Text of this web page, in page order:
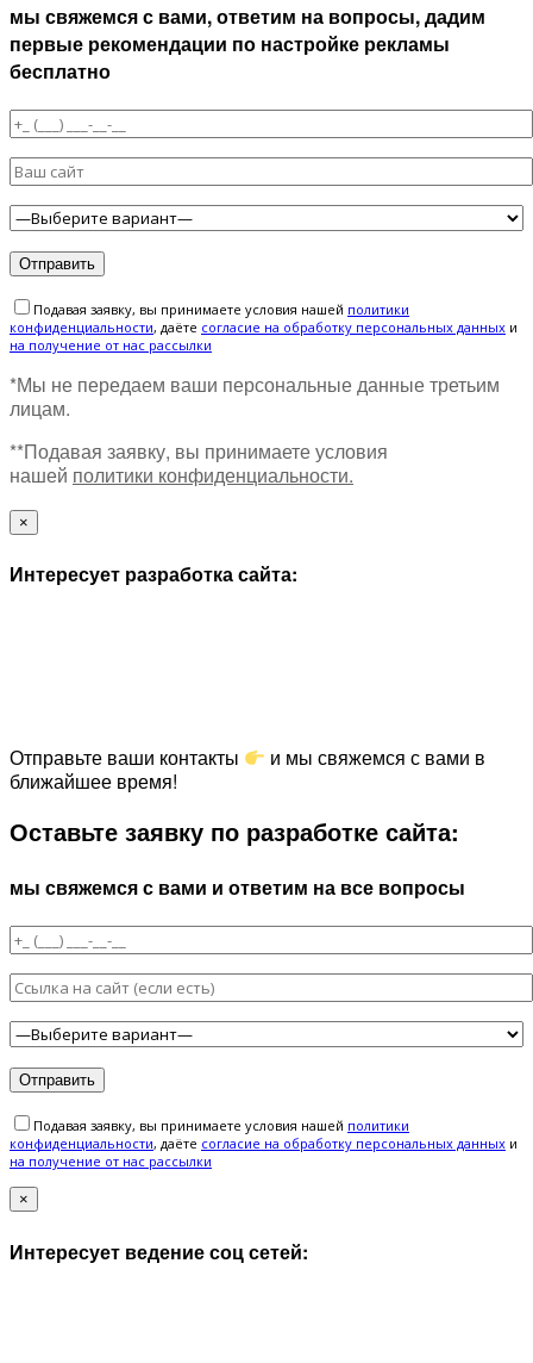
мы свяжемся с вами, ответим на вопросы, дадим
первые рекомендации по настройке рекламы
бесплатно
Подавая заявку, вы принимаете условия нашей политики
конфиденциальности, даёте cогласие на обработку персональных данных и
на получение от нас рассылки
*Мы не передаем ваши персональные данные третьим
лицам.
**Подавая заявку, вы принимаете условия
нашей политики конфиденциальности.
×
Интересует разработка сайта:
Отправьте ваши контакты
и мы свяжемся с вами в
ближайшее время!
Оставьте заявку по разработке сайта:
мы свяжемся с вами и ответим на все вопросы
Подавая заявку, вы принимаете условия нашей политики
конфиденциальности, даёте cогласие на обработку персональных данных и
на получение от нас рассылки
×
Интересует ведение соц сетей: